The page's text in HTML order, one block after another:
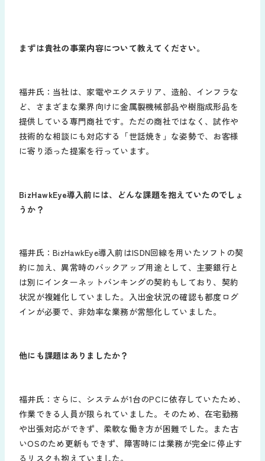
まずは貴社の事業内容について教えてください。
福井氏：当社は、家電やエクステリア、造船、インフラな
ど、さまざまな業界向けに金属製機械部品や樹脂成形品を
提供している専門商社です。ただの商社ではなく、試作や
技術的な相談にも対応する「世話焼き」な姿勢で、お客様
に寄り添った提案を行っています。
BizHawkEye導入前には、どんな課題を抱えていたのでしょ
うか？
福井氏：BizHawkEye導入前はISDN回線を用いたソフトの契
約に加え、異常時のバックアップ用途として、主要銀行と
は別にインターネットバンキングの契約もしており、契約
状況が複雑化していました。入出金状況の確認も都度ログ
インが必要で、非効率な業務が常態化していました。
他にも課題はありましたか？
福井氏：さらに、システムが1台のPCに依存していたため、
作業できる人員が限られていました。そのため、在宅勤務
や出張対応ができず、柔軟な働き方が困難でした。また古
いOSのため更新もできず、障害時には業務が完全に停止す
るリスクも抱えていました。